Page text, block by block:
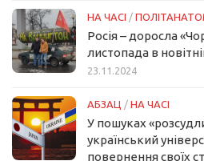
НА ЧАСІ /
Росія – доросла
листопада в
23.11.2024
АБЗАЦ / НА ЧАСІ
У пошуках
український
повернення своїх